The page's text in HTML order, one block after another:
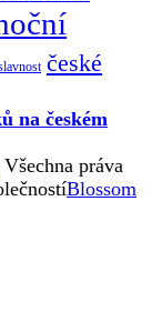
české
na českém
Všechna práva
Blossom